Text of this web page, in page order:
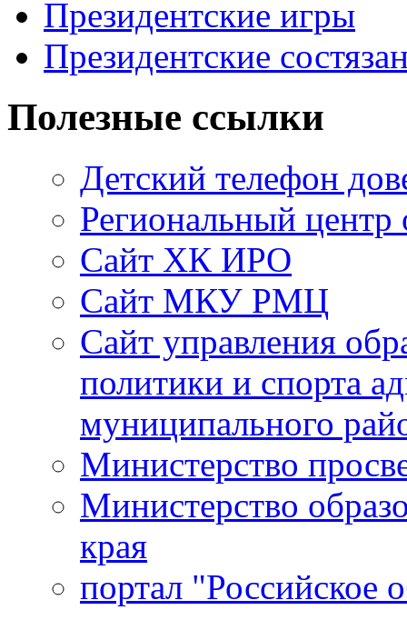
Президентские игры
Президентские
Полезные ссылки
Детский телефон
Региональный центр
Сайт ХК ИРО
Сайт МКУ РМЦ
Сайт управления
политики и спорта
муниципального
Министерство
Министерство
края
портал "Российское